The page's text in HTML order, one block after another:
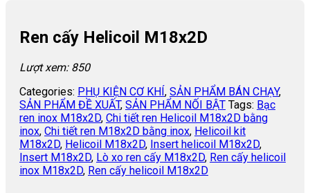
Ren cấy Helicoil M18x2D
Lượt xem: 850
Categories: PHỤ KIỆN CƠ KHÍ, SẢN PHẨM BÁN CHẠY,
SẢN PHẨM ĐỀ XUẤT, SẢN PHẨM NỐI BẬT Tags: Bạc
ren inox M18x2D, Chi tiết ren Helicoil M18x2D bằng
inox, Chi tiết ren M18x2D bằng inox, Helicoil kit
M18x2D, Helicoil M18x2D, Insert helicoil M18x2D,
Insert M18x2D, Lò xo ren cấy M18x2D, Ren cấy helicoil
inox M18x2D, Ren cấy helicoil M18x2D